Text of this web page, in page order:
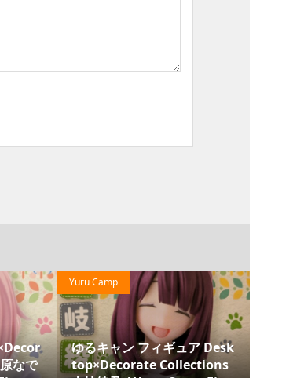
ゆるキャン フィギュア Desk
top×Decorate Collections
Yuru Camp
涼宮ハルヒの憂
ラフィギュア エ
Haruhi Suzumiya